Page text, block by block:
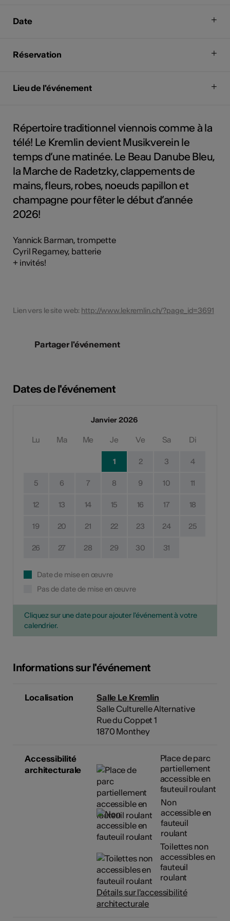
Date
Réservation
Lieu de l'événement
Répertoire traditionnel viennois comme à la
télé! Le Kremlin devient Musikverein le
temps d’une matinée. Le Beau Danube Bleu,
la Marche de Radetzky, clappements de
mains, fleurs, robes, noeuds papillon et
champagne pour fêter le début d’année
2026!
Yannick Barman, trompette
Cyril Regamey, batterie
+ invités!
Lien vers le site web: http://www.lekremlin.ch/?page_id=3691
Partager l'événement
Dates de l'événement
Janvier 2026
Lu Ma Me Je Ve Sa Di
1 2 3 4
5 6 7 8 9 10 11
12 13 14 15 16 17 18
19 20 21 22 23 24 25
26 27 28 29 30 31
Date de mise en œuvre
Pas de date de mise en œuvre
Cliquez sur une date pour ajouter l'événement à votre
calendrier.
Informations sur l'événement
Localisation
Salle Le Kremlin
Salle Culturelle Alternative
Rue du Coppet 1
1870 Monthey
Accessibilité
architecturale
Place de parc
partiellement
accessible en
fauteuil roulant
Non
accessible en
fauteuil
roulant
Toilettes non
accessibles en
fauteuil
roulant
Détails sur l'accessibilité
architecturale